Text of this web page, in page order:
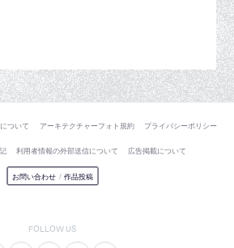
ついて アーキテクチャーフォト規約 プライバシーポリシー
利用者情報の外部送信について 広告掲載について
お問い合わせ / 作品投稿